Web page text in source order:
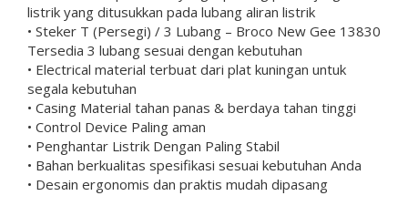
listrik yang ditusukkan pada lubang aliran listrik
• Steker T (Persegi) / 3 Lubang – Broco New Gee 13830
Tersedia 3 lubang sesuai dengan kebutuhan
• Electrical material terbuat dari plat kuningan untuk
segala kebutuhan
• Casing Material tahan panas & berdaya tahan tinggi
• Control Device Paling aman
• Penghantar Listrik Dengan Paling Stabil
• Bahan berkualitas spesifikasi sesuai kebutuhan Anda
• Desain ergonomis dan praktis mudah dipasang